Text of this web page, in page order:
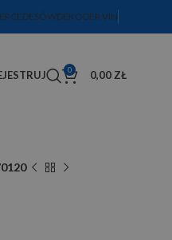
DEKODER VIN
0 0,00 ZŁ